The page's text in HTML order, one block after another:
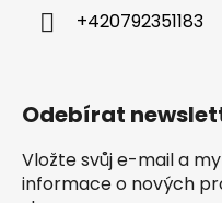
+420792351183
Odebírat
Vložte svůj e-mail a
informace o nových